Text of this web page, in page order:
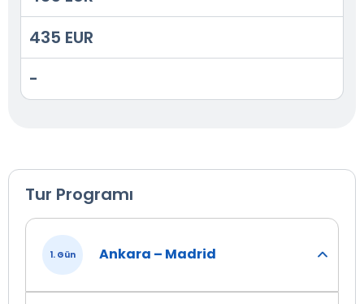
435 EUR
-
Tur Programı
1. Gün Ankara – Madrid